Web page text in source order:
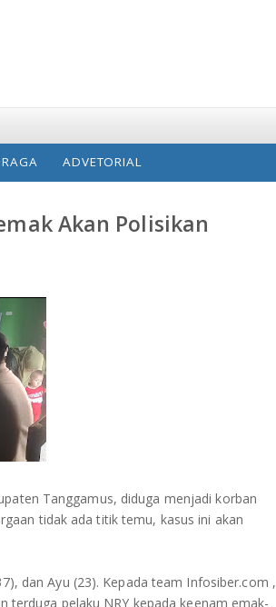
ADVETORIAL
Akan Polisikan
Tanggamus, diduga menjadi korban
tidak ada titik temu, kasus ini akan
dan Ayu (23). Kepada team Infosiber.com ,
pelaku NRY kepada keenam emak-